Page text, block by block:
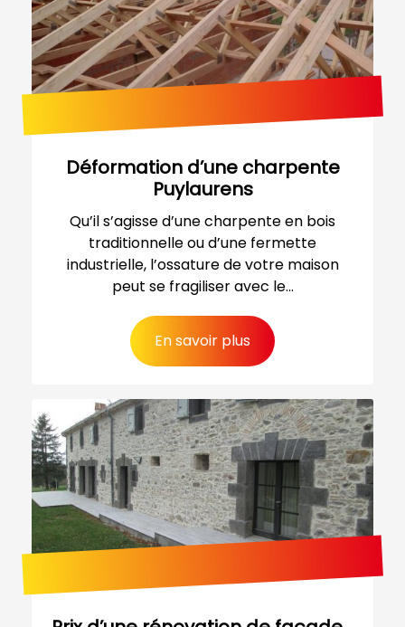
Déformation d’une charpente
Puylaurens
Qu’il s’agisse d’une charpente en bois
traditionnelle ou d’une fermette
industrielle, l’ossature de votre maison
peut se fragiliser avec le...
En savoir plus